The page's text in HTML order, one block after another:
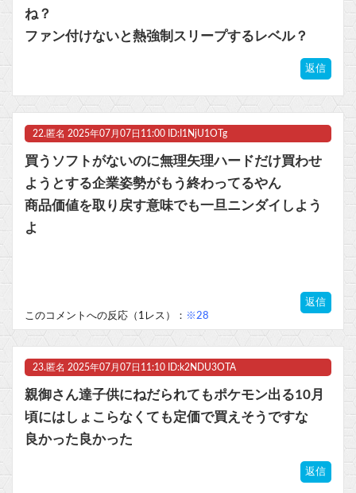
ね？
ファン付けないと熱強制スリープするレベル？
返信
22. 匿名 2025年07月07日11:00 ID:I1NjU1OTg
買うソフトがないのに無理矢理ハードだけ買わせ
ようとする企業姿勢がもう終わってるやん
商品価値を取り戻す意味でも一旦ニンダイしよう
よ
返信
このコメントへの反応（1レス）： ※28
23. 匿名 2025年07月07日11:10 ID:k2NDU3OTA
親御さん達子供にねだられてもポケモン出る10月
頃にはしょこらなくても定価で買えそうですな
良かった良かった
返信